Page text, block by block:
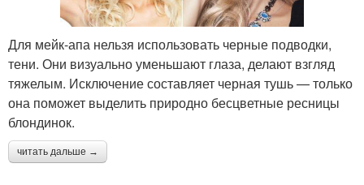
Для мейк-апа нельзя использовать черные подводки,
тени. Они визуально уменьшают глаза, делают взгляд
тяжелым. Исключение составляет черная тушь — только
она поможет выделить природно бесцветные ресницы
блондинок.
читать дальше →